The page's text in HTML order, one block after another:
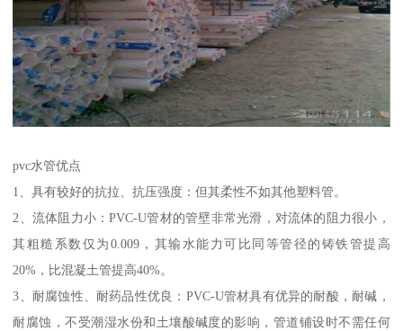
pvc水管优点
1、具有较好的抗拉、抗压强度：但其柔性不如其他塑料管。
2、流体阻力小：PVC-U管材的管壁非常光滑，对流体的阻力很小，
其粗糙系数仅为0.009，其输水能力可比同等管径的铸铁管提高
20%，比混凝土管提高40%。
3、耐腐蚀性、耐药品性优良：PVC-U管材具有优异的耐酸，耐碱，
耐腐蚀，不受潮湿水份和土壤酸碱度的影响，管道铺设时不需任何